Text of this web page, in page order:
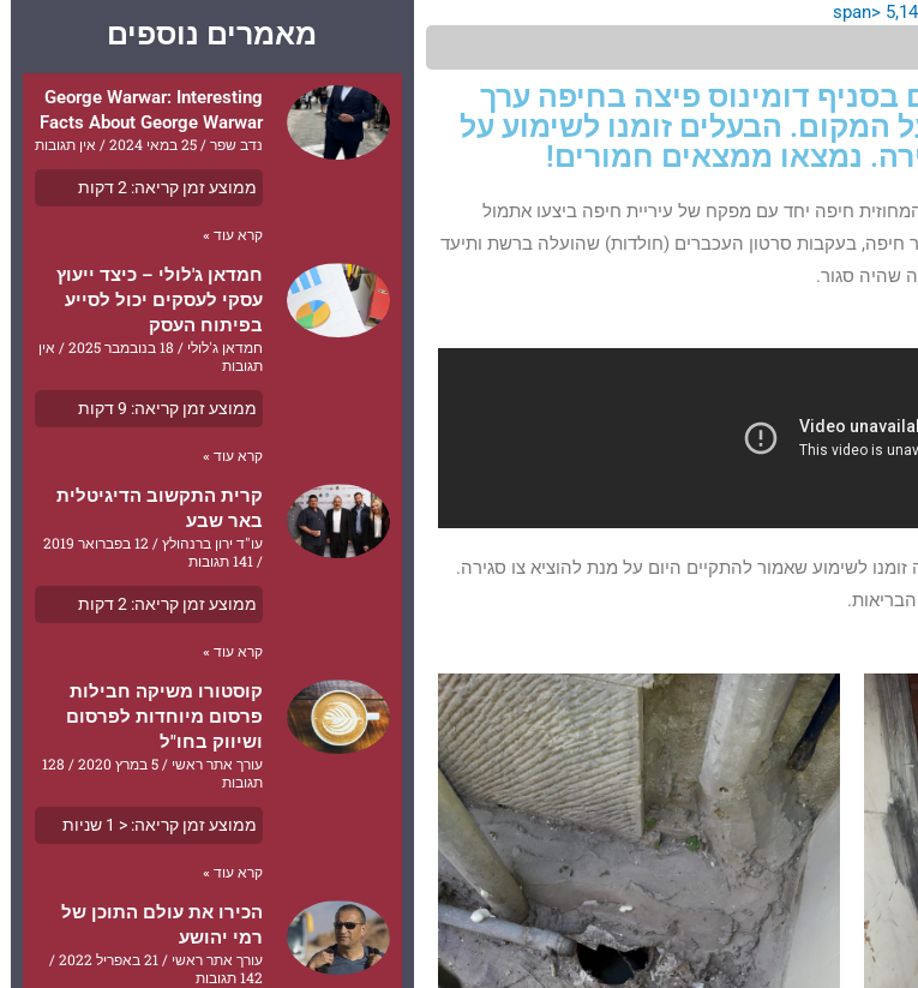
דומינוס פיצה בחיפה ערך
הבעלים זומנו לשימוע על
נמצאו ממצאים חמורים!
חיפה יחד עם מפקח של עיריית חיפה ביצעו אתמול
חיפה, בעקבות סרטון העכברים (חולדות) שהועלה ברשת ותיעד
שהיה סגור.
לשימוע שאמור להתקיים היום על מנת להוציא צו סגירה.
מאמרים נוספים
George Warwar: Interesting
Facts About George Warwar
נדב שפר 25 במאי 2024 אין תגובות
ממוצע זמן קריאה: 2דקות
קרא עוד »
חמדאן ג'לולי – כיצד ייעוץ
עסקי לעסקים יכול לסייע
בפיתוח העסק
חמדאן ג'לולי 18 בנובמבר 2025
אין
תגובות
ממוצע זמן קריאה: 9דקות
קרא עוד »
קרית התקשוב הדיגיטלית
באר שבע
עו"ד ירון ברנהולץ 12 בפברואר 2019
141 תגובות
ממוצע זמן קריאה: 2דקות
קרא עוד »
קוסטורו משיקה חבילות
פרסום מיוחדות לפרסום
ושיווק בחו"ל
עורך אתר ראשי 5 במרץ 2020
128
תגובות
ממוצע זמן קריאה: < 1 שניות
קרא עוד »
הכירו את עולם התוכן של
רמי יהושע
עורך אתר ראשי 21 באפריל 2022
142 תגובות